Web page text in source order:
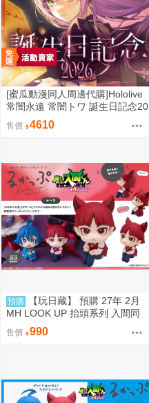
[蜜瓜動漫同人周邊代購]Hololive
常闇永遠 常闇トワ 誕生日記念20
26套組/周邊(9/12預約截止)(3月
預約)(Hololive)
售價 4610
預購
【玩日藏】 預購 27年 2月
MH LOOK UP 抬頭系列 入間同
學入魔了 歐佩拉 抬頭公仔 代理
版
售價 990